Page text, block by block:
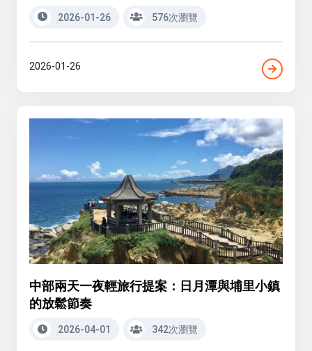
2026-01-26 576次瀏覽
2026-01-26
中部兩天一夜輕旅行提案：日月潭與埔里小鎮
的放鬆節奏
2026-04-01 342次瀏覽